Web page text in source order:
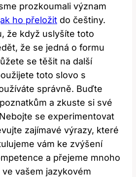
prozkoumali význam
ho přeložit do češtiny.
že když uslyšíte toto
že se jedná o formu
se těšit na další
toto slovo s
správně. Buďte
a zkuste si své
se experimentovat
zajímavé výrazy, které
vám ke zvýšení
a přejeme mnoho
vašem jazykovém